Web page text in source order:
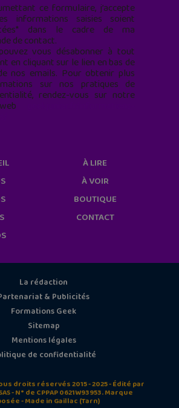
ce formulaire, j’accepte
informations saisies soient
dans le cadre de ma
de contact.
vous désabonner à tout
en cliquant sur le lien en bas de
nos emails. Pour obtenir plus
sur nos pratiques de
rendez-vous sur notre
À LIRE
À VOIR
BOUTIQUE
CONTACT
La rédaction
& Publicités
Formations Geek
Sitemap
Mentions légales
de confidentialité
droits réservés 2015 - 2025 - Édité par
- N° de CPPAP 0621W93953. Marque
- Made in Gaillac (Tarn)